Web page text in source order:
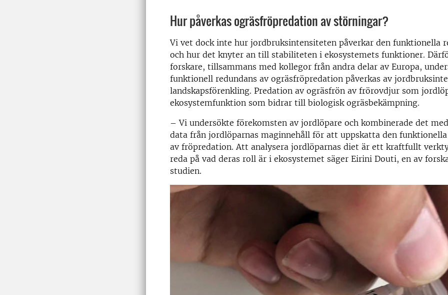
Hur påverkas ogräsfröpredation av störningar?
Vi vet dock inte hur jordbruksintensiteten påverkar den funktionella
och hur det knyter an till stabiliteten i ekosystemets funktioner.
forskare, tillsammans med kollegor från andra delar av Europa,
funktionell redundans av ogräsfröpredation påverkas av
landskapsförenkling. Predation av ogräsfrön av frörovdjur som
ekosystemfunktion som bidrar till biologisk ogräsbekämpning.
– Vi undersökte förekomsten av jordlöpare och kombinerade det
data från jordlöparnas maginnehåll för att uppskatta den funktionella
av fröpredation. Att analysera jordlöparnas diet är ett kraftfullt
reda på vad deras roll är i ekosystemet säger Eirini Douti, en av
studien.